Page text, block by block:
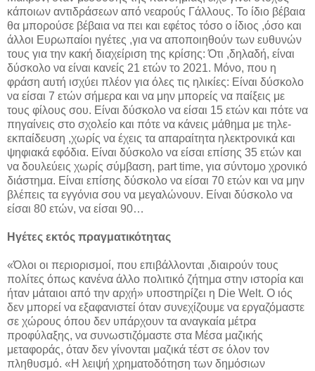
κάποιων αντιδράσεων από νεαρούς Γάλλους. Το ίδιο βέβαια
θα μπορούσε βέβαια να πει και εφέτος τόσο ο ίδιος ,όσο και
άλλοι Ευρωπαίοι ηγέτες ,για να αποποιηθούν των ευθυνών
τους για την κακή διαχείριση της κρίσης: Ότι ,δηλαδή, είναι
δύσκολο να είναι κανείς 21 ετών το 2021. Μόνο, που η
φράση αυτή ισχύει πλέον για όλες τις ηλικίες: Είναι δύσκολο
να είσαι 7 ετών σήμερα και να μην μπορείς να παίξεις με
τους φίλους σου. Είναι δύσκολο να είσαι 15 ετών και πότε να
πηγαίνεις στο σχολείο και πότε να κάνεις μάθημα με τηλε-
εκπαίδευση ,χωρίς να έχεις τα απαραίτητα ηλεκτρονικά και
ψηφιακά εφόδια. Είναι δύσκολο να είσαι επίσης 35 ετών και
να δουλεύεις χωρίς σύμβαση, part time, για σύντομο χρονικό
διάστημα. Είναι επίσης δύσκολο να είσαι 70 ετών και να μην
βλέπεις τα εγγόνια σου να μεγαλώνουν. Είναι δύσκολο να
είσαι 80 ετών, να είσαι 90…
Ηγέτες εκτός πραγματικότητας
«Όλοι οι περιορισμοί, που επιβάλλονται ,διαιρούν τους
πολίτες όπως κανένα άλλο πολιτικό ζήτημα στην ιστορία και
ήταν μάταιοι από την αρχή» υποστηρίζει η Die Welt. Ο ιός
δεν μπορεί να εξαφανιστεί όταν συνεχίζουμε να εργαζόμαστε
σε χώρους όπου δεν υπάρχουν τα αναγκαία μέτρα
προφύλαξης, να συνωστιζόμαστε στα Μέσα μαζικής
μεταφοράς, όταν δεν γίνονται μαζικά τέστ σε όλον τον
πληθυσμό. «Η λειψή χρηματοδότηση των δημόσιων